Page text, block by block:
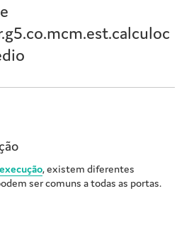
, existem diferentes
ser comuns a todas as portas.